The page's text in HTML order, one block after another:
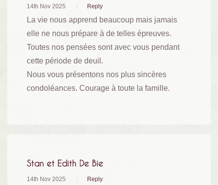
14th Nov 2025 Reply
La vie nous apprend beaucoup mais jamais
elle ne nous prépare à de telles épreuves.
Toutes nos pensées sont avec vous pendant
cette période de deuil.
Nous vous présentons nos plus sincères
condoléances. Courage à toute la famille.
Stan et Edith De Bie
14th Nov 2025 Reply